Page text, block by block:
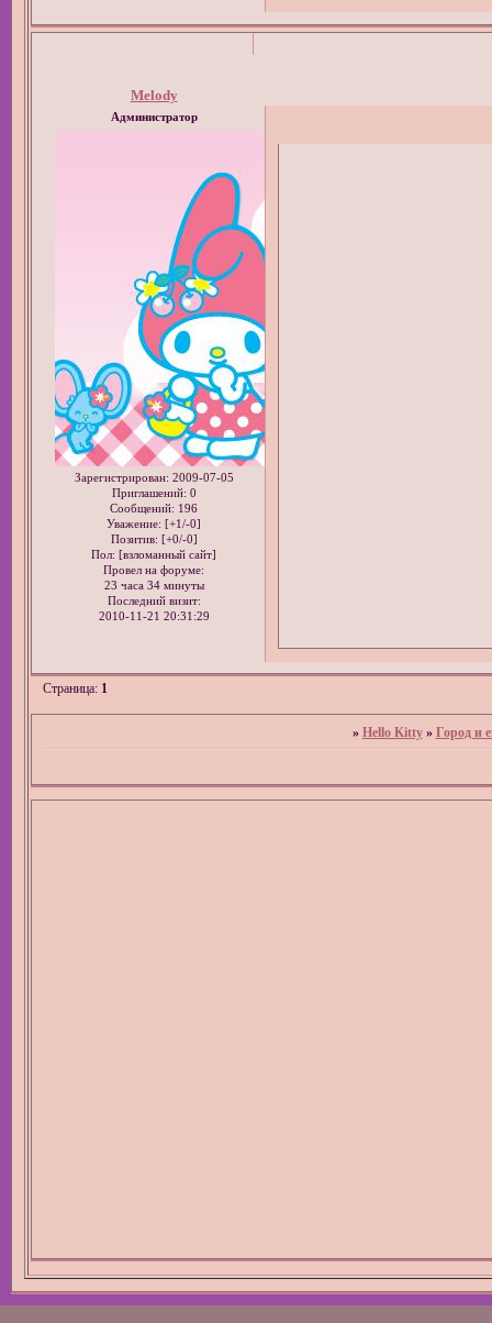
Melody
Администратор
Зарегистрирован: 2009-07-05
Приглашений: 0
Сообщений: 196
Уважение: [+1/-0]
Позитив: [+0/-0]
Пол: [взломанный сайт]
Провел на форуме:
23 часа 34 минуты
Последний визит:
2010-11-21 20:31:29
Страница: 1
» Hello Kitty » Город и